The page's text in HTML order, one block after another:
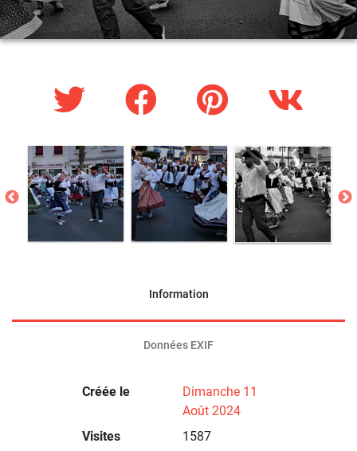
Information
Données EXIF
Créée le
Dimanche 11
Août 2024
Visites
1587